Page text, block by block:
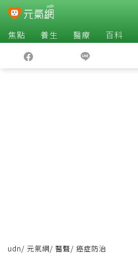
焦點 養生 醫療 百科
udn/ 元氣網/ 醫聲/ 癌症防治